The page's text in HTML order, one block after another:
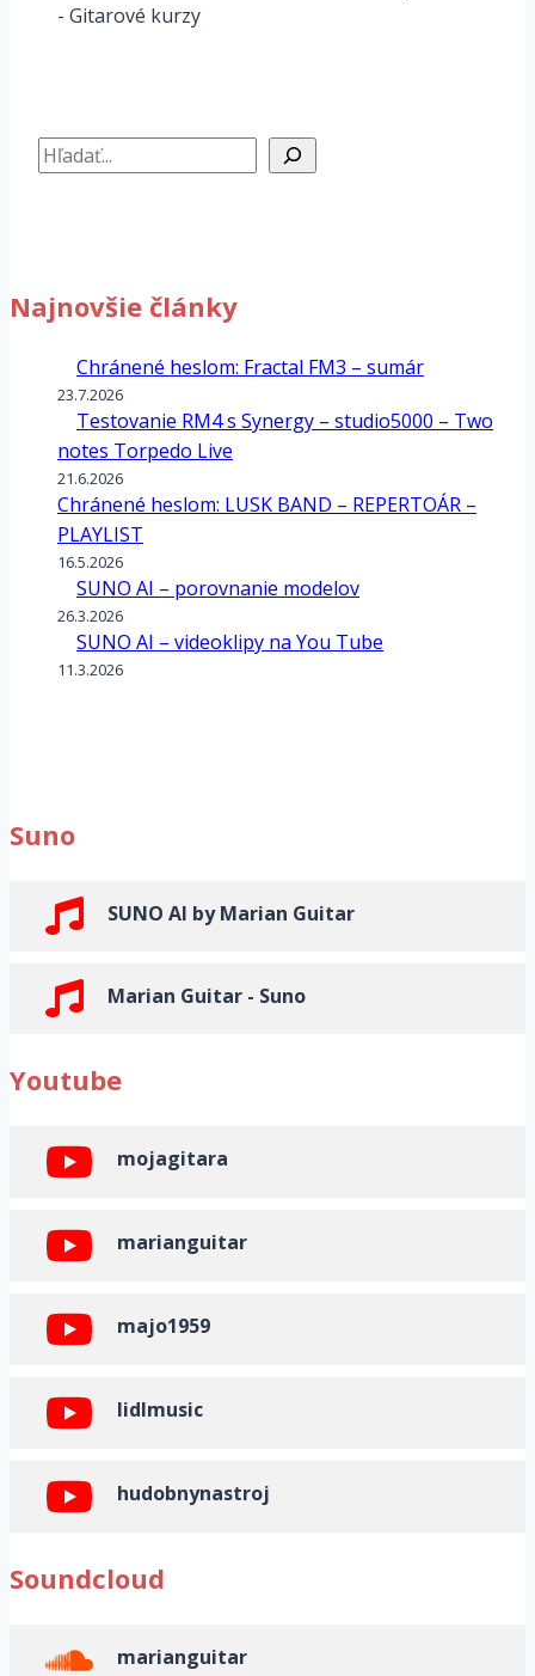
- Gitarové kurzy
Hľadať
Najnovšie články
Chránené heslom: Fractal FM3 – sumár
23.7.2026
Testovanie RM4 s Synergy – studio5000 – Two
notes Torpedo Live
21.6.2026
Chránené heslom: LUSK BAND – REPERTOÁR –
PLAYLIST
16.5.2026
SUNO AI – porovnanie modelov
26.3.2026
SUNO AI – videoklipy na You Tube
11.3.2026
Suno
SUNO AI by Marian Guitar
Marian Guitar - Suno
Youtube
mojagitara
marianguitar
majo1959
lidlmusic
hudobnynastroj
Soundcloud
marianguitar